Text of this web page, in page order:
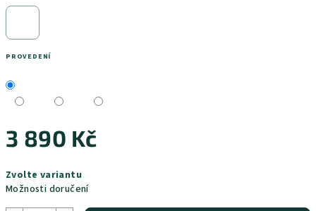
PROVEDENÍ
3 890 Kč
cena:
Zvolte variantu
Možnosti doručení